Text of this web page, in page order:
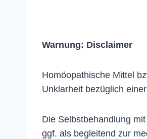
Warnung: Disclaimer
Homöopathische Mittel
Unklarheit bezüglich
Die Selbstbehandlung
ggf. als begleitend zur